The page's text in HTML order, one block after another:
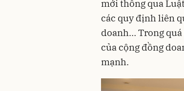
mới thông qua
các quy định liên
doanh… Trong
của cộng đồng
mạnh.